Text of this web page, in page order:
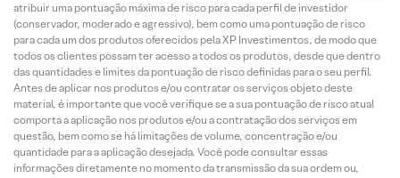
atribuir uma pontuação máxima de risco para cada perfil de investidor
(conservador, moderado e agressivo), bem como uma pontuação de risco
para cada um dos produtos oferecidos pela XP Investimentos, de modo que
todos os clientes possam ter acesso a todos os produtos, desde que dentro
das quantidades e limites da pontuação de risco definidas para o seu perfil.
Antes de aplicar nos produtos e/ou contratar os serviços objeto deste
material, é importante que você verifique se a sua pontuação de risco atual
comporta a aplicação nos produtos e/ou a contratação dos serviços em
questão, bem como se há limitações de volume, concentração e/ou
quantidade para a aplicação desejada. Você pode consultar essas
informações diretamente no momento da transmissão da sua ordem ou,